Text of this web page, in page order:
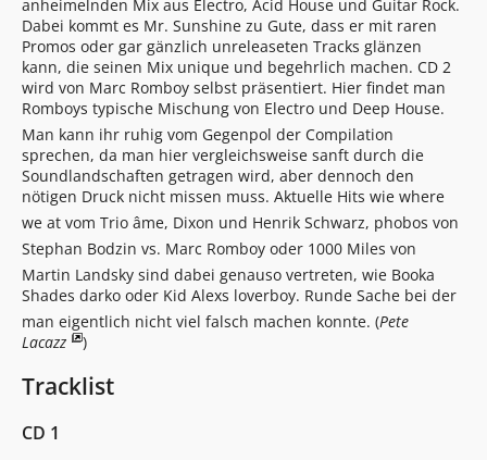
anheimelnden Mix aus Electro, Acid House und Guitar Rock.
Dabei kommt es Mr. Sunshine zu Gute, dass er mit raren
Promos oder gar gänzlich unreleaseten Tracks glänzen
kann, die seinen Mix unique und begehrlich machen. CD 2
wird von Marc Romboy selbst präsentiert. Hier findet man
Romboys typische Mischung von Electro und Deep House.
Man kann ihr ruhig vom Gegenpol der Compilation
sprechen, da man hier vergleichsweise sanft durch die
Soundlandschaften getragen wird, aber dennoch den
nötigen Druck nicht missen muss. Aktuelle Hits wie where
we at vom Trio âme, Dixon und Henrik Schwarz, phobos von
Stephan Bodzin vs. Marc Romboy oder 1000 Miles von
Martin Landsky sind dabei genauso vertreten, wie Booka
Shades darko oder Kid Alexs loverboy. Runde Sache bei der
man eigentlich nicht viel falsch machen konnte. (Pete
Lacazz
)
Tracklist
CD 1